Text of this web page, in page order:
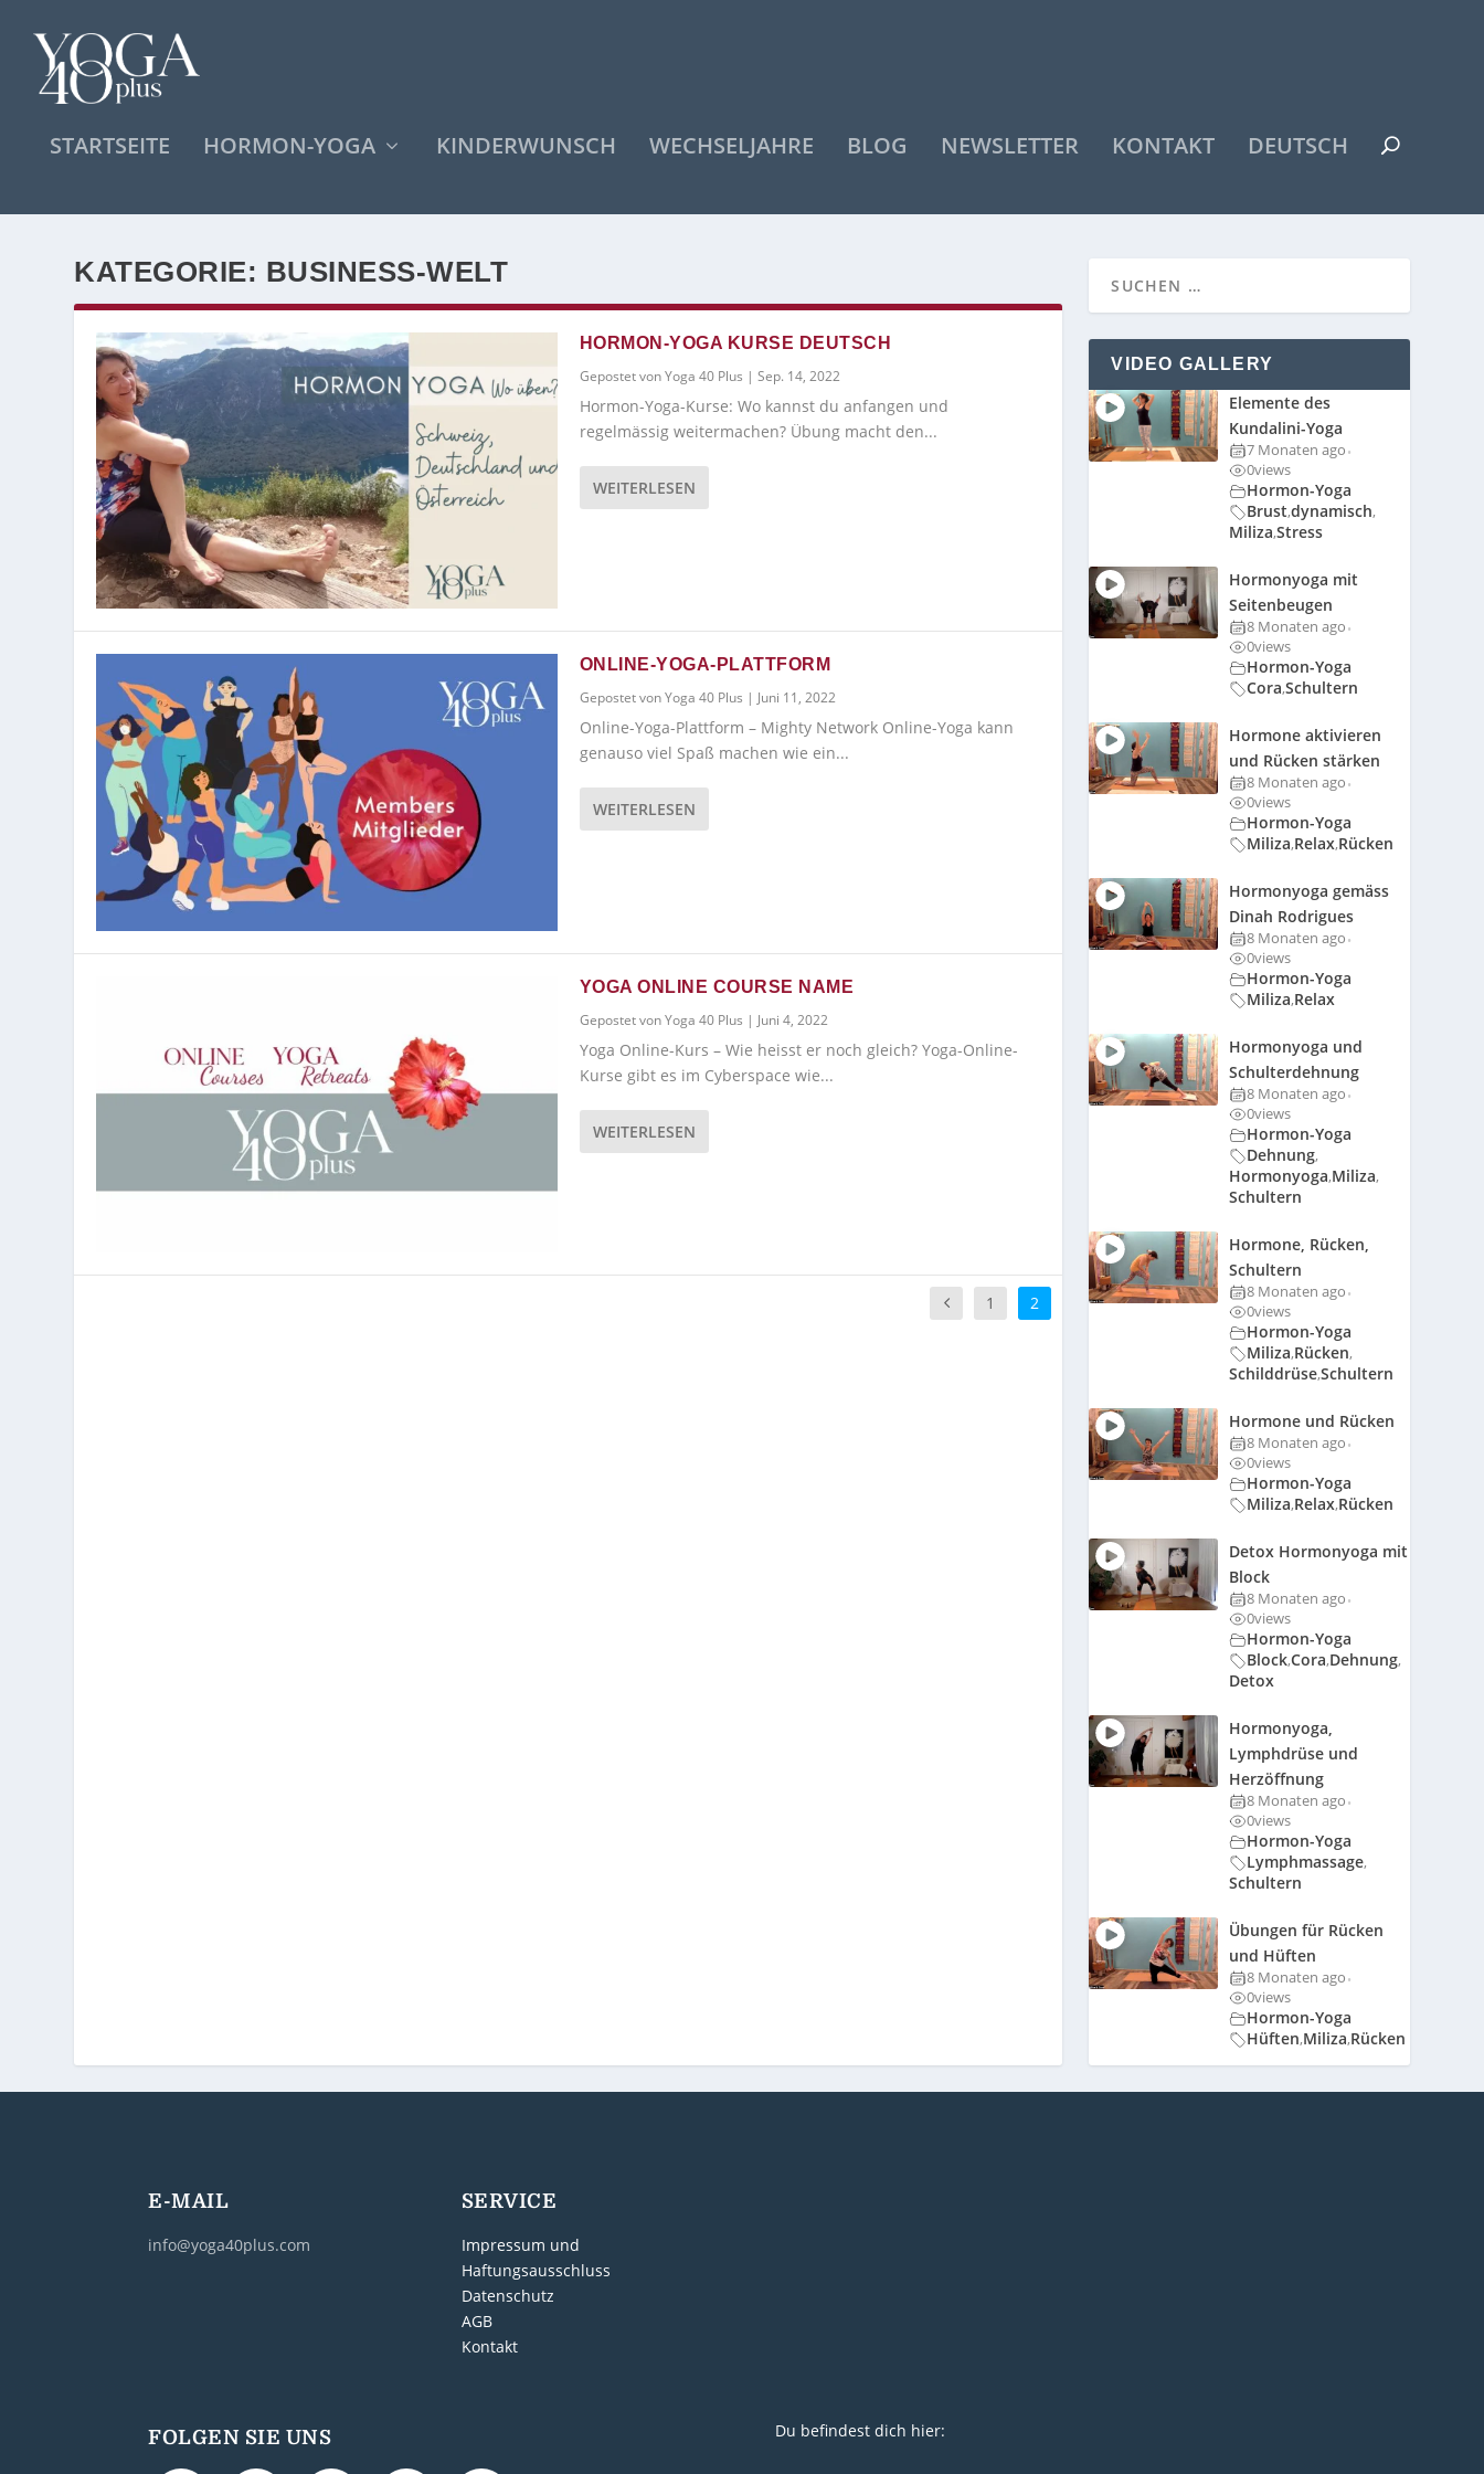
STARTSEITE HORMON-YOGA KINDERWUNSCH WECHSELJAHRE BLOG NEWSLETTER KONTAKT DEUTSCH
KATEGORIE: BUSINESS-WELT
HORMON-YOGA KURSE DEUTSCH
Gepostet vonYoga 40 Plus | Sep. 14, 2022
Hormon-Yoga-Kurse: Wo kannst du anfangen und
regelmässig weitermachen? Übung macht den...
WEITERLESEN
ONLINE-YOGA-PLATTFORM
Gepostet vonYoga 40 Plus | Juni 11, 2022
Online-Yoga-Plattform – Mighty Network Online-Yoga kann
genauso viel Spaß machen wie ein...
WEITERLESEN
YOGA ONLINE COURSE NAME
Gepostet vonYoga 40 Plus | Juni 4, 2022
Yoga Online-Kurs – Wie heisst er noch gleich? Yoga-Online-
Kurse gibt es im Cyberspace wie...
WEITERLESEN
1 2
VIDEO GALLERY
Elemente des
Kundalini-Yoga
7 Monaten ago •
0views
Hormon-Yoga
Brust,dynamisch,
Miliza,Stress
Hormonyoga mit
Seitenbeugen
8 Monaten ago •
0views
Hormon-Yoga
Cora,Schultern
Hormone aktivieren
und Rücken stärken
8 Monaten ago •
0views
Hormon-Yoga
Miliza,Relax,Rücken
Hormonyoga gemäss
Dinah Rodrigues
8 Monaten ago •
0views
Hormon-Yoga
Miliza,Relax
Hormonyoga und
Schulterdehnung
8 Monaten ago •
0views
Hormon-Yoga
Dehnung,
Hormonyoga,Miliza,
Schultern
Hormone, Rücken,
Schultern
8 Monaten ago •
0views
Hormon-Yoga
Miliza,Rücken,
Schilddrüse,Schultern
Hormone und Rücken
8 Monaten ago •
0views
Hormon-Yoga
Miliza,Relax,Rücken
Detox Hormonyoga mit
Block
8 Monaten ago •
0views
Hormon-Yoga
Block,Cora,Dehnung,
Detox
Hormonyoga,
Lymphdrüse und
Herzöffnung
8 Monaten ago •
0views
Hormon-Yoga
Lymphmassage,
Schultern
Übungen für Rücken
und Hüften
8 Monaten ago •
0views
Hormon-Yoga
Hüften,Miliza,Rücken
E-MAIL
info@yoga40plus.com
SERVICE
Impressum und
Haftungsausschluss
Datenschutz
AGB
Kontakt
FOLGEN SIE UNS Du befindest dich hier: